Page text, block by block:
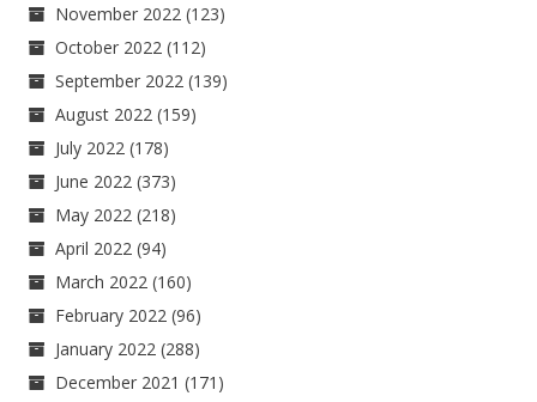
November 2022 (123)
October 2022 (112)
September 2022 (139)
August 2022 (159)
July 2022 (178)
June 2022 (373)
May 2022 (218)
April 2022 (94)
March 2022 (160)
February 2022 (96)
January 2022 (288)
December 2021 (171)